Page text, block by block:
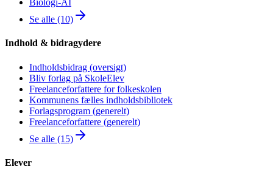
Biologi-AI
Se alle (10)
Indhold & bidragydere
Indholdsbidrag (oversigt)
Bliv forlag på SkoleElev
Freelanceforfattere for folkeskolen
Kommunens fælles indholdsbibliotek
Forlagsprogram (generelt)
Freelanceforfattere (generelt)
Se alle (15)
Elever